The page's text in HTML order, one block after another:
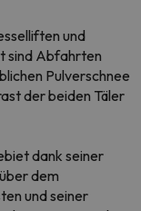
und
sind Abfahrten
Pulverschnee
der beiden Täler
dank seiner
dem
und seiner